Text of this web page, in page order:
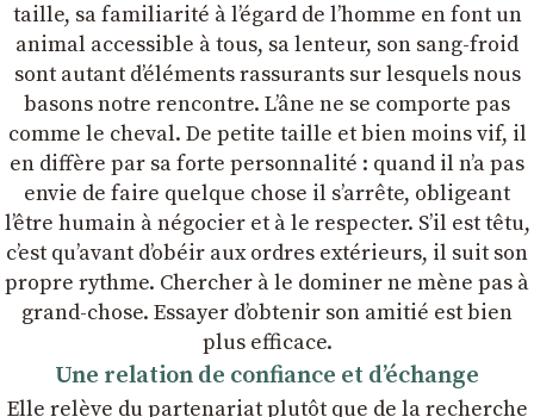
taille, sa familiarité à lʼégard de lʼhomme en font un
animal accessible à tous, sa lenteur, son sang-froid
sont autant dʼéléments rassurants sur lesquels nous
basons notre rencontre. Lʼâne ne se comporte pas
comme le cheval. De petite taille et bien moins vif, il
en diffère par sa forte personnalité : quand il nʼa pas
envie de faire quelque chose il sʼarrête, obligeant
lʼêtre humain à négocier et à le respecter. Sʼil est têtu,
cʼest quʼavant dʼobéir aux ordres extérieurs, il suit son
propre rythme. Chercher à le dominer ne mène pas à
grand-chose. Essayer dʼobtenir son amitié est bien
plus efficace.
Une relation de confiance et dʼéchange
Elle relève du partenariat plutôt que de la recherche